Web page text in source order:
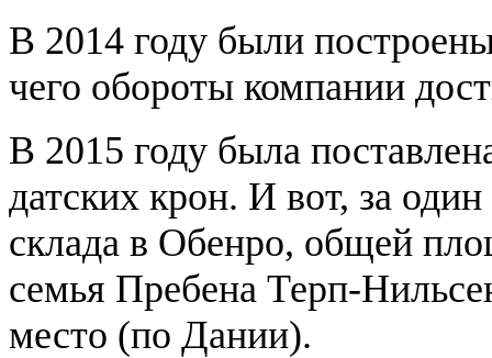
В 2014 году были
чего обороты компании
В 2015 году была
датских крон. И вот, за
склада в Обенро, общей
семья Пребена Терп-
место (по Дании).